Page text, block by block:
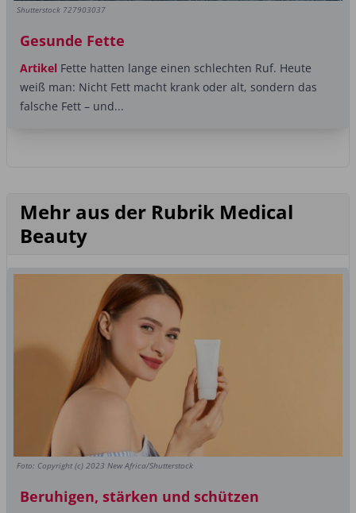
Shutterstock 727903037
Gesunde Fette
Artikel Fette hatten lange einen schlechten Ruf. Heute
weiß man: Nicht Fett macht krank oder alt, sondern das
falsche Fett – und...
Mehr aus der Rubrik Medical
Beauty
Foto: Copyright (c) 2023 New Africa/Shutterstock
Beruhigen, stärken und schützen